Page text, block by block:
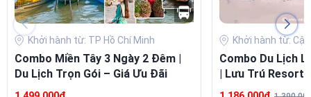
Khởi hành từ: TP Hồ Chí Minh
Combo Miền Tây 3 Ngày 2 Đêm |
Du Lịch Trọn Gói – Giá Ưu Đãi
Khởi hành từ:
Combo Du Lịch
| Lưu Trú Resort
Buffet Sang